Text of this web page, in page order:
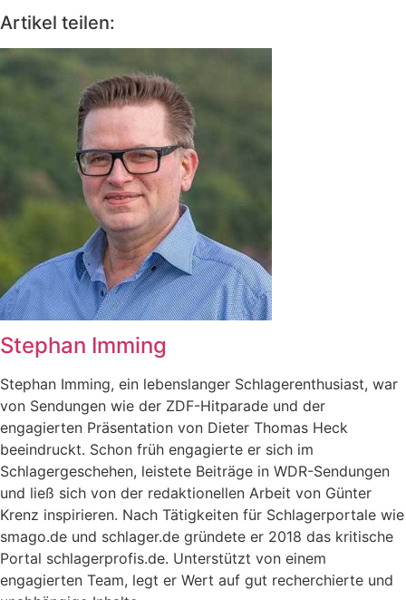
Artikel teilen:
Stephan Imming
Stephan Imming, ein lebenslanger Schlagerenthusiast, war
von Sendungen wie der ZDF-Hitparade und der
engagierten Präsentation von Dieter Thomas Heck
beeindruckt. Schon früh engagierte er sich im
Schlagergeschehen, leistete Beiträge in WDR-Sendungen
und ließ sich von der redaktionellen Arbeit von Günter
Krenz inspirieren. Nach Tätigkeiten für Schlagerportale wie
smago.de und schlager.de gründete er 2018 das kritische
Portal schlagerprofis.de. Unterstützt von einem
engagierten Team, legt er Wert auf gut recherchierte und